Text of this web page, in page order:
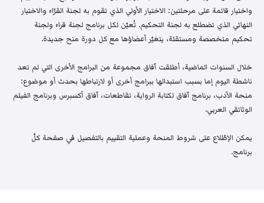
واختيار قائمة على مرحلتين: الاختيار الأولي الذي تقوم به لجنة القرّاء والاختيار
النهائي الذي تضطلع به لجنة التحكيم. تُعيّن لكل برنامج لجنة قراء ولجنة
تحكيم متخصصة ومستقلة، يتغيّر أعضاؤها مع كل دورة منح جديدة.
خلال السنوات الماضية، أطلقت آفاق مجموعة من البرامج الأخرى التي لم تعد
ناشطة اليوم إما بسبب استبدالها ببرامج أخرى أو لارتباطها بحدث أو موضوع:
منحة الأدب، برنامج آفاق لكتابة الرواية، تقاطعات، آفاق أكسبرس وبرنامج الفيلم
الوثائقي العربي.
يمكن الإطّلاع على شروط المنحة وعملية التقييم بالتفصيل في صفحة كلّ
برنامج.